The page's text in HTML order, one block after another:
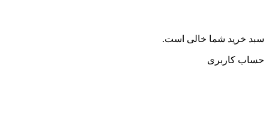
سبد خرید شما خالی است.
حساب کاربری